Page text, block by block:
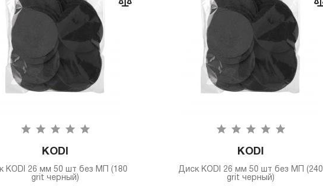
KODI
KODI 26 мм 50 шт без МП (180
grit черный)
KODI
Диск KODI 26 мм 50 шт без МП (240
grit черный)